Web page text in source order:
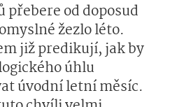
přebere od doposud
žezlo léto.
již predikují, jak by
úhlu
úvodní letní měsíc.